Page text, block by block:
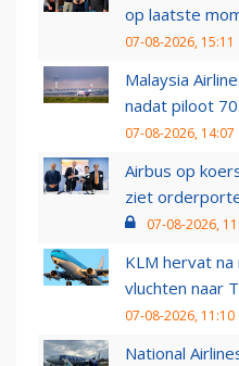
op laatste
07-08-2026, 15:11
Malaysia
nadat piloot
07-08-2026, 14:07
Airbus op
ziet
07-08-2026,
KLM hervat
vluchten naar
07-08-2026, 11:10
National